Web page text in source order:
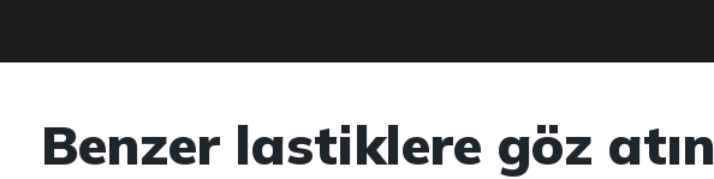
Benzer lastiklere göz atın